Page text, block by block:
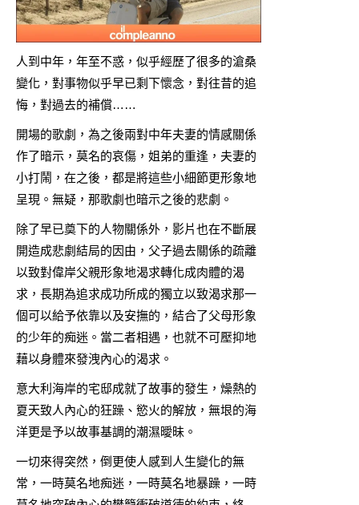
人到中年，年至不惑，似乎經歷了很多的滄桑
變化，對事物似乎早已剩下懷念，對往昔的追
悔，對過去的補償……
開場的歌劇，為之後兩對中年夫妻的情感關係
作了暗示，莫名的哀傷，姐弟的重逢，夫妻的
小打鬧，在之後，都是將這些小細節更形象地
呈現。無疑，那歌劇也暗示之後的悲劇。
除了早已奠下的人物關係外，影片也在不斷展
開造成悲劇結局的因由，父子過去關係的疏離
以致對偉岸父親形象地渴求轉化成肉體的渴
求，長期為追求成功所成的獨立以致渴求那一
個可以給予依靠以及安撫的，結合了父母形象
的少年的痴迷。當二者相遇，也就不可壓抑地
藉以身體來發洩內心的渴求。
意大利海岸的宅邸成就了故事的發生，燥熱的
夏天致人內心的狂躁、慾火的解放，無垠的海
洋更是予以故事基調的潮濕曖昧。
一切來得突然，倒更使人感到人生變化的無
常，一時莫名地痴迷，一時莫名地暴躁，一時